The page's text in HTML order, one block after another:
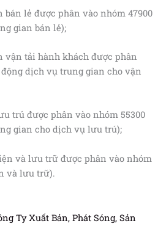
bán lẻ được phân vào nhóm 47900
gian bán lẻ);
vận tải hành khách được phân
động dịch vụ trung gian cho vận
trú được phân vào nhóm 55300
gian cho dịch vụ lưu trú);
và lưu trữ được phân vào nhóm
và lưu trữ).
Ty Xuất Bản, Phát Sóng, Sản